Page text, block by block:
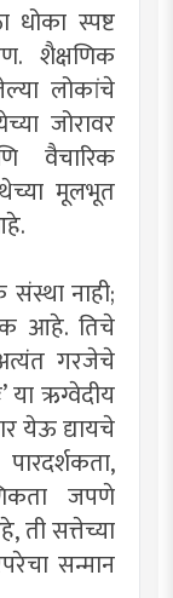
धोका स्पष्ट
शैक्षणिक
लोकांचे
जोरावर
वैचारिक
मूलभूत
नाही;
आहे. तिचे
गरजेचे
या ऋग्वेदीय
येऊ द्यायचे
जपणे
सत्तेच्या
सन्मान